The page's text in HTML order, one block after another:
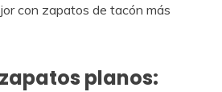
con zapatos de tacón más
planos: